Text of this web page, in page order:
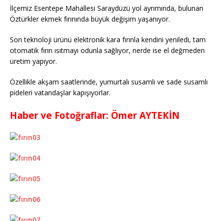
İlçemiz Esentepe Mahallesi Saraydüzü yol ayrımında, bulunan
Öztürkler ekmek fırınında büyük değişim yaşanıyor.
Son teknoloji ürünü elektronik kara fırınla kendini yeniledi, tam
otomatik fırın ısıtmayı odunla sağlıyor, nerde ise el değmeden
üretim yapıyor.
Özellikle akşam saatlerinde, yumurtalı susamlı ve sade susamlı
pideleri vatandaşlar kapışıyorlar.
Haber ve Fotoğraflar: Ömer AYTEKİN